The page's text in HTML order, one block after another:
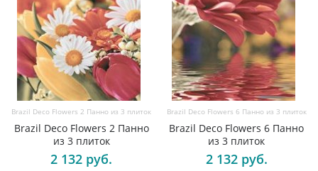
Brazil Deco Flowers 2 Панно из 3 плиток
Brazil Deco Flowers 2 Панно
из 3 плиток
2 132 руб.
Brazil Deco Flowers 6 Панно из 3 плиток
Brazil Deco Flowers 6 Панно
из 3 плиток
2 132 руб.